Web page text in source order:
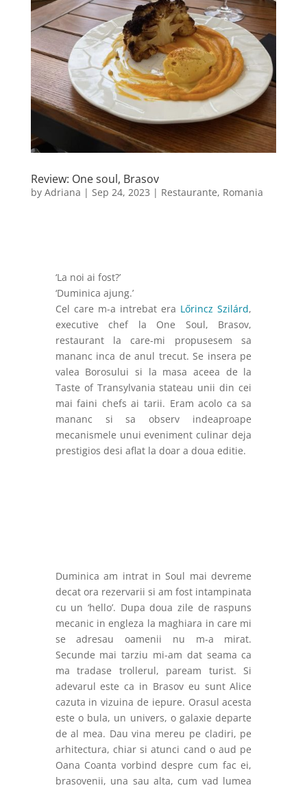
Review: One soul, Brasov
by Adriana | Sep 24, 2023 | Restaurante, Romania
‘La noi ai fost?’
‘Duminica ajung.’
Cel care m-a intrebat era Lőrincz Szilárd,
executive chef la One Soul, Brasov,
restaurant la care-mi propusesem sa
mananc inca de anul trecut. Se insera pe
valea Borosului si la masa aceea de la
Taste of Transylvania stateau unii din cei
mai faini chefs ai tarii. Eram acolo ca sa
mananc si sa observ indeaproape
mecanismele unui eveniment culinar deja
prestigios desi aflat la doar a doua editie.
Duminica am intrat in Soul mai devreme
decat ora rezervarii si am fost intampinata
cu un ‘hello’. Dupa doua zile de raspuns
mecanic in engleza la maghiara in care mi
se adresau oamenii nu m-a mirat.
Secunde mai tarziu mi-am dat seama ca
ma tradase trollerul, paream turist. Si
adevarul este ca in Brasov eu sunt Alice
cazuta in vizuina de iepure. Orasul acesta
este o bula, un univers, o galaxie departe
de al mea. Dau vina mereu pe cladiri, pe
arhitectura, chiar si atunci cand o aud pe
Oana Coanta vorbind despre cum fac ei,
brasovenii, una sau alta, cum vad lumea